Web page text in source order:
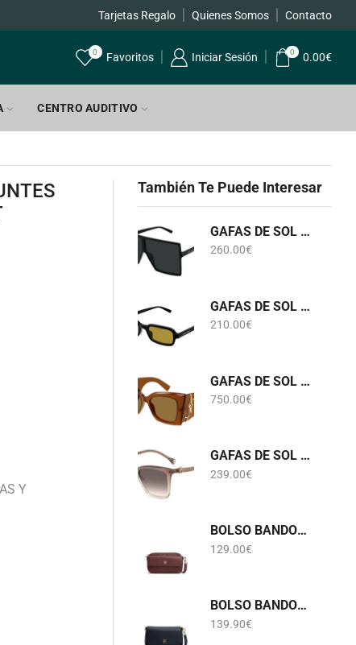
Envíos GRATIS a
Tarjetas Regalo Quienes Somos Contacto
0 Favoritos Iniciar Sesión 0 0.00€
CENTRO AUDITIVO
Y
También Te Puede Interesar
GAFAS DE SOL SL 909 BETTY S 001 SAINT LAURENT
260.00€
GAFAS DE SOL SL 908 002 SAINT LAURENT
210.00€
GAFAS DE SOL SL M119 BLAZE CRYSTAL 002 SAINT LAURENT
750.00€
GAFAS DE SOL HER 0394/G/S FWM3X CAROLINA HERRERA
239.00€
BOLSO BANDOLERA BURDEOS LOGOTIPADO TOMMY HILFIGER AWA0W18922
129.00€
BOLSO BANDOLERA AZUL MARINO LOGOTIPADO TOMMY HILFIGER AW0AW18997
139.90€